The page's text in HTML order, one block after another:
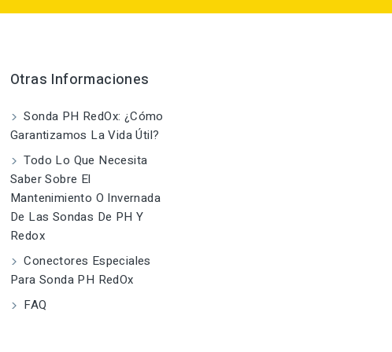
Otras Informaciones
Sonda PH RedOx: ¿Cómo
Garantizamos La Vida Útil?
Todo Lo Que Necesita
Saber Sobre El
Mantenimiento O Invernada
De Las Sondas De PH Y
Redox
Conectores Especiales
Para Sonda PH RedOx
FAQ